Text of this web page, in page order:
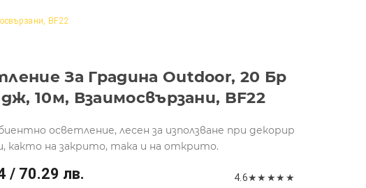
BF22
За Градина Outdoor, 20 Бp
10м, Взаимосвързани, BF22
осветление, лесен за използване при декорир
както на закрито, така и на открито.
/ 70.29 лв. 4.6★★ ★★ ★